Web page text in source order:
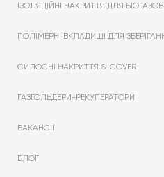
ІЗОЛЯЦІЙНІ НАКРИТТЯ ДЛЯ
ПОЛІМЕРНІ ВКЛАДИШІ ДЛЯ
СИЛОСНІ НАКРИТТЯ S-COVER
ГАЗГОЛЬДЕРИ-РЕКУПЕРАТОРИ
ВАКАНСІЇ
БЛОГ